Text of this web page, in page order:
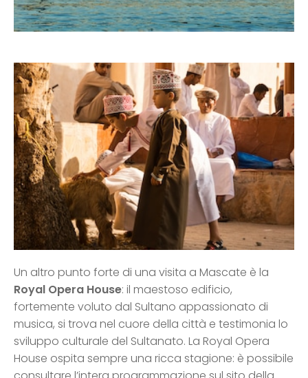
Un altro punto forte di una visita a Mascate è la
Royal Opera House: il maestoso edificio,
fortemente voluto dal Sultano appassionato di
musica, si trova nel cuore della città e testimonia lo
sviluppo culturale del Sultanato. La Royal Opera
House ospita sempre una ricca stagione: è possibile